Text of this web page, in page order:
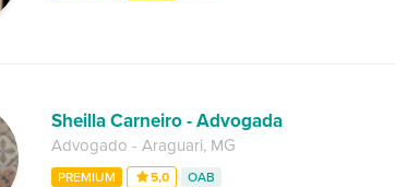
Sheilla Carneiro - Advogada
Advogado - Araguari, MG
PREMIUM 5,0 OAB